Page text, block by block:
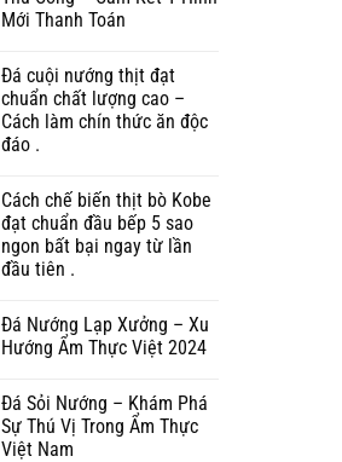
Mới Thanh Toán
Đá cuội nướng thịt đạt
chuẩn chất lượng cao –
Cách làm chín thức ăn độc
đáo .
Cách chế biến thịt bò Kobe
đạt chuẩn đầu bếp 5 sao
ngon bất bại ngay từ lần
đầu tiên .
Đá Nướng Lạp Xưởng – Xu
Hướng Ẩm Thực Việt 2024
Đá Sỏi Nướng – Khám Phá
Sự Thú Vị Trong Ẩm Thực
Việt Nam